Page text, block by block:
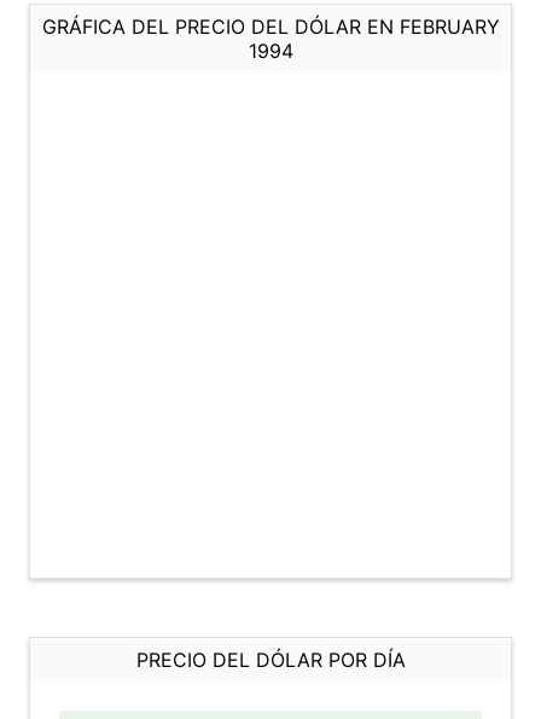
GRÁFICA DEL PRECIO DEL DÓLAR EN FEBRUARY
1994
PRECIO DEL DÓLAR POR DÍA